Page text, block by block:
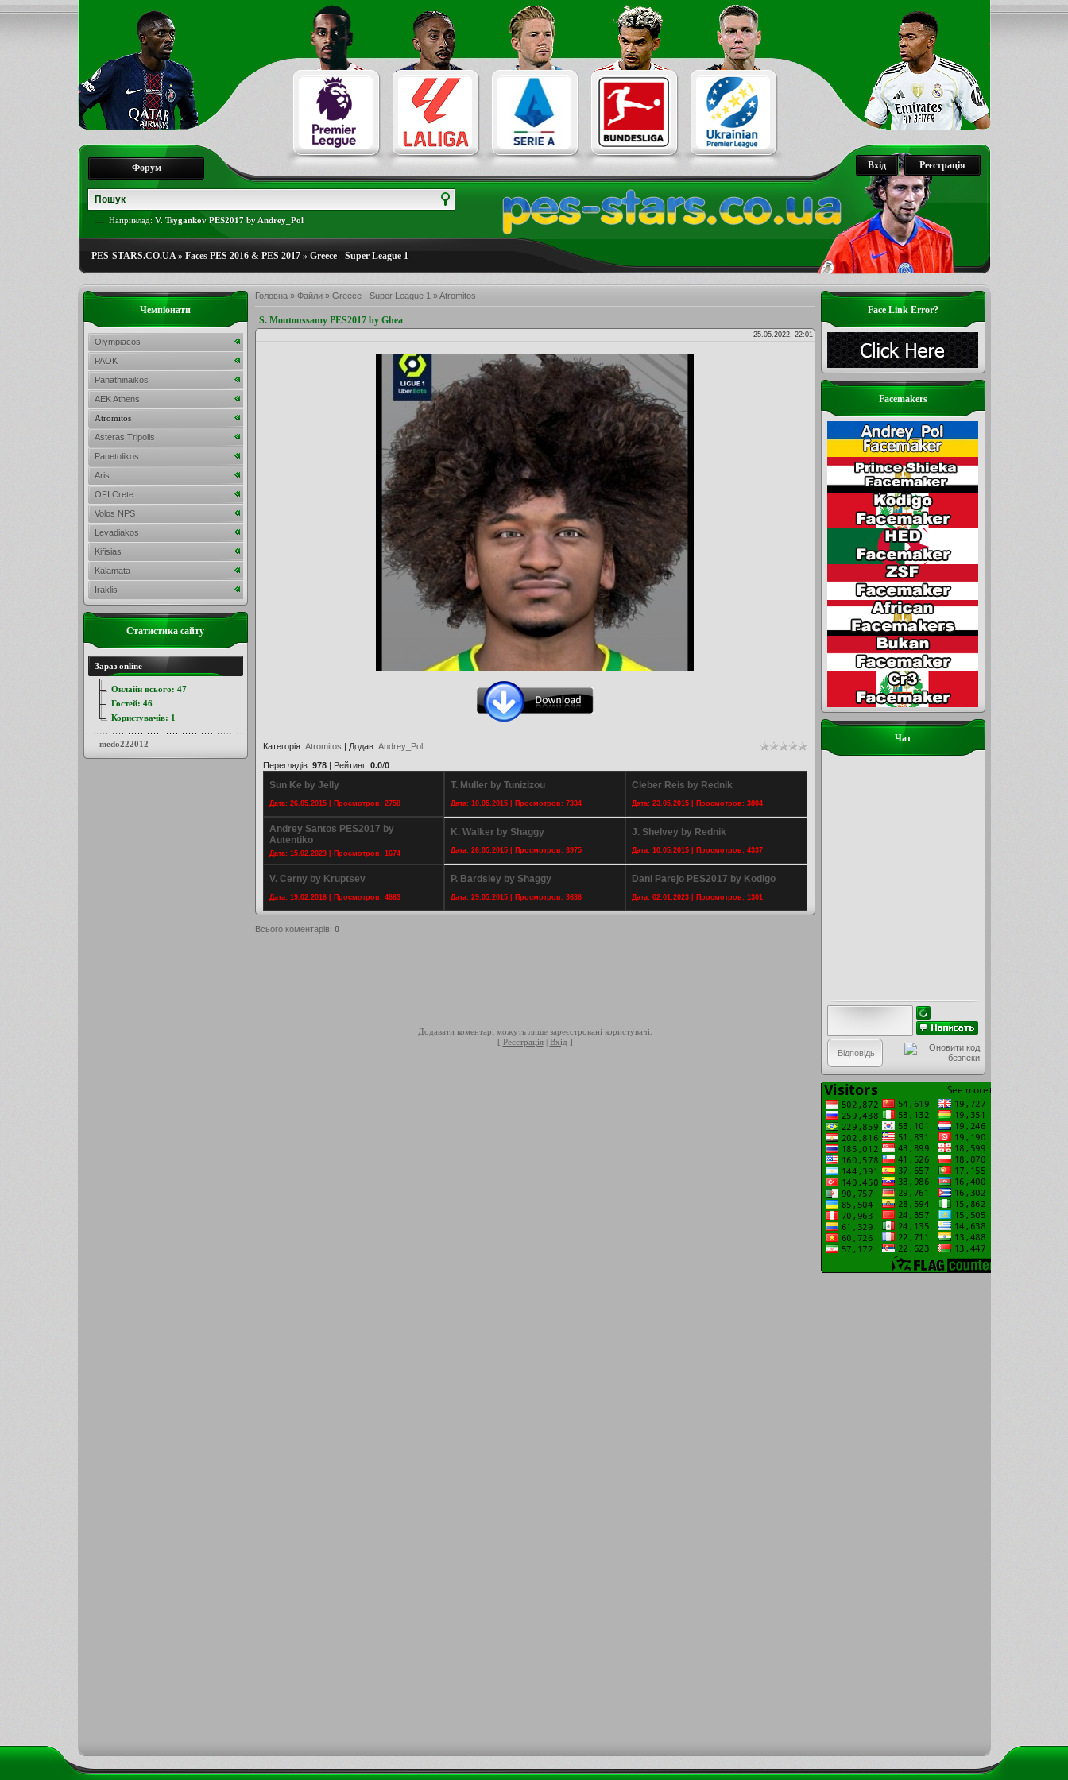
Реєстрація
Вхід
Форум
Наприклад: V. Tsygankov PES2017 by Andrey_Pol
PES-STARS.CO.UA» Faces PES 2016 & PES 2017» Greece - Super League 1
Головна» Файли» Greece - Super League 1 »Atromitos
S. Moutoussamy PES2017 by Ghea
25.05.2022, 22:01
Категорія: Atromitos | Додав: Andrey_Pol
Переглядів: 978| Рейтинг: 0.0/0
Sun Ke by Jelly
Дата: 26.05.2015 | Просмотров: 2758
T. Muller by Tunizizou
Дата: 10.05.2015 | Просмотров: 7334
Cleber Reis by Rednik
Дата: 23.05.2015 | Просмотров: 3804
Andrey Santos PES2017 by
Autentiko
Дата: 15.02.2023 | Просмотров: 1674
K. Walker by Shaggy
Дата: 26.05.2015 | Просмотров: 3975
J. Shelvey by Rednik
Дата: 10.05.2015 | Просмотров: 4337
V. Cerny by Kruptsev
Дата: 19.02.2016 | Просмотров: 4663
P. Bardsley by Shaggy
Дата: 29.05.2015 | Просмотров: 3636
Dani Parejo PES2017 by Kodigo
Дата: 02.01.2023 | Просмотров: 1301
Всього коментарів: 0
Додавати коментарі можуть лише зареєстровані користувачі.
[ Реєстрація| Вхід ]
Face Link Error?
Facemakers
Чат
Чемпіонати
Olympiacos
PAOK
Panathinaikos
AEK Athens
Atromitos
Asteras Tripolis
Panetolikos
Aris
OFI Crete
Volos NPS
Levadiakos
Kifisias
Kalamata
Iraklis
Статистика сайту
Зараз online
Онлайн всього: 47
Гостей: 46
Користувачів: 1
medo222012